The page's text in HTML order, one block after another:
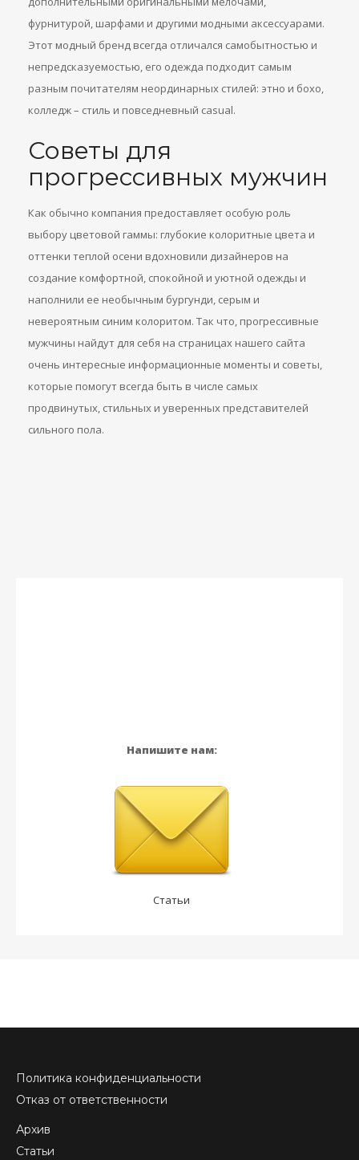
фурнитурой, шарфами и другими модными аксессуарами.
Этот модный бренд всегда отличался самобытностью и
непредсказуемостью, его одежда подходит самым
разным почитателям неординарных стилей: этно и бохо,
колледж – стиль и повседневный casual.
Советы для
прогрессивных мужчин
Как обычно компания предоставляет особую роль
выбору цветовой гаммы: глубокие колоритные цвета и
оттенки теплой осени вдохновили дизайнеров на
создание комфортной, спокойной и уютной одежды и
наполнили ее необычным бургунди, серым и
невероятным синим колоритом. Так что, прогрессивные
мужчины найдут для себя на страницах нашего сайта
очень интересные информационные моменты и советы,
которые помогут всегда быть в числе самых
продвинутых, стильных и уверенных представителей
сильного пола.
Напишите нам:
Статьи
Политика конфиденциальности
Отказ от ответственности
Архив
Статьи